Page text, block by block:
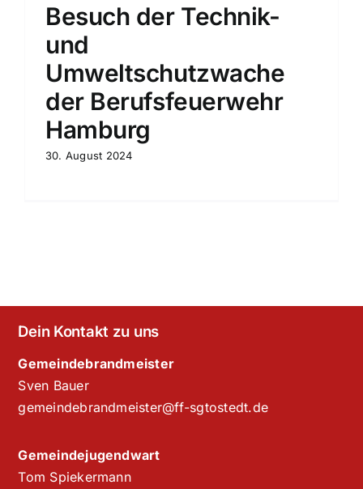
Besuch der Technik-
und
Umweltschutzwache
der Berufsfeuerwehr
Hamburg
30. August 2024
Dein Kontakt zu uns
Gemeindebrandmeister
Sven Bauer
gemeindebrandmeister@ff-sgtostedt.de
Gemeindejugendwart
Tom Spiekermann